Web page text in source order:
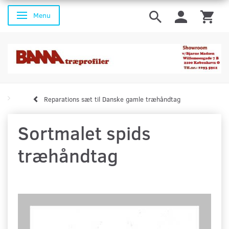
Skifte navigation
Menu
Reparations sæt til Danske gamle træhåndtag
Sortmalet spids
træhåndtag